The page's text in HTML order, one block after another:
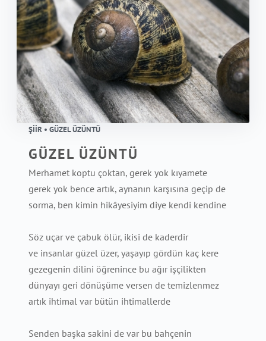
ŞIIR • GÜZEL ÜZÜNTÜ
GÜZEL ÜZÜNTÜ
Merhamet koptu çoktan, gerek yok kıyamete
gerek yok bence artık, aynanın karşısına geçip de
sorma, ben kimin hikâyesiyim diye kendi kendine
Söz uçar ve çabuk ölür, ikisi de kaderdir
ve insanlar güzel üzer, yaşayıp gördün kaç kere
gezegenin dilini öğrenince bu ağır işçilikten
dünyayı geri dönüşüme versen de temizlenmez
artık ihtimal var bütün ihtimallerde
Senden başka sakini de var bu bahçenin